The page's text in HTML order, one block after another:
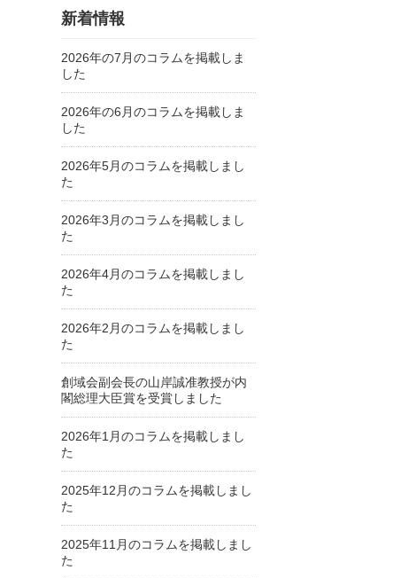
新着情報
2026年の7月のコラムを掲載しま
した
2026年の6月のコラムを掲載しま
した
2026年5月のコラムを掲載しまし
た
2026年3月のコラムを掲載しまし
た
2026年4月のコラムを掲載しまし
た
2026年2月のコラムを掲載しまし
た
創域会副会長の山岸誠准教授が内
閣総理大臣賞を受賞しました
2026年1月のコラムを掲載しまし
た
2025年12月のコラムを掲載しまし
た
2025年11月のコラムを掲載しまし
た